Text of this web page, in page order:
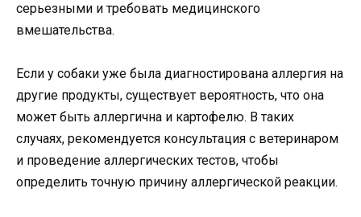
серьезными и требовать медицинского
вмешательства.
Если у собаки уже была диагностирована аллергия на
другие продукты, существует вероятность, что она
может быть аллергична и картофелю. В таких
случаях, рекомендуется консультация с ветеринаром
и проведение аллергических тестов, чтобы
определить точную причину аллергической реакции.